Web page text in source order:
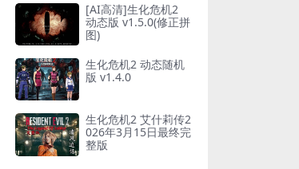
[AI高清]生化危机2
动态版 v1.5.0(修正拼
图)
生化危机2 动态随机
版 v1.4.0
生化危机2 艾什莉传2
026年3月15日最终完
整版